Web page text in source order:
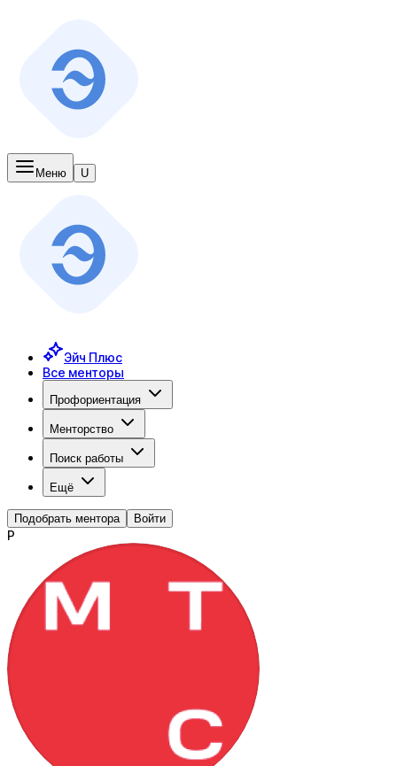
Меню U
Эйч Плюс
Все менторы
Профориентация
Менторство
Поиск работы
Ещё
Подобрать ментора Войти
Р